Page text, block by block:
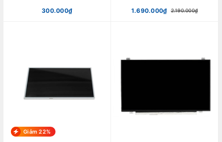
300.000₫ 1.690.000₫ 2.190.000₫
Giảm 22%